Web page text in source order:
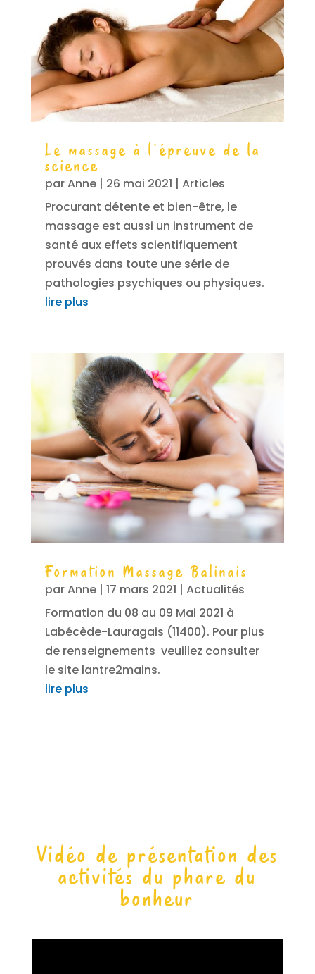
Le massage à l’épreuve de la
science
parAnne| 26 mai 2021 | Articles
Procurant détente et bien-être, le
massage est aussi un instrument de
santé aux effets scientifiquement
prouvés dans toute une série de
pathologies psychiques ou physiques.
lire plus
Formation Massage Balinais
parAnne| 17 mars 2021 | Actualités
Formation du 08 au 09 Mai 2021 à
Labécède-Lauragais (11400). Pour plus
de renseignements veuillez consulter
le site lantre2mains.
lire plus
Vidéo de présentation des
activités du phare du
bonheur